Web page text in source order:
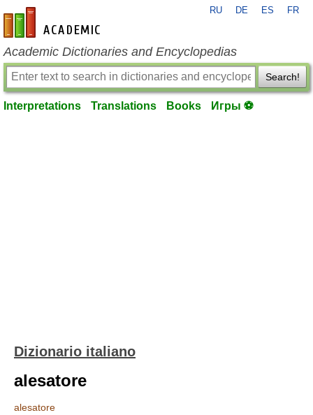
en-academic.com
RU DE ES FR
Academic Dictionaries and Encyclopedias
Search!
Interpretations Translations Books Игры ⚽
Dizionario italiano
alesatore
alesatore